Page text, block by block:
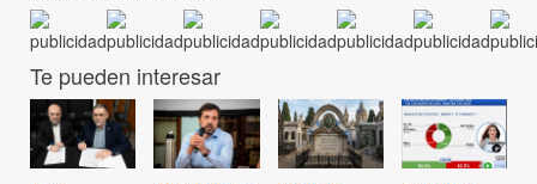
Te pueden interesar